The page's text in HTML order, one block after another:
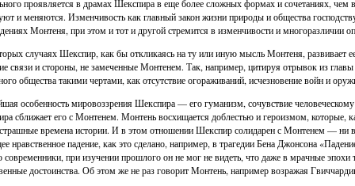
проявляется в драмах Шекспира в еще более сложных формах и сочетаниях, чем
и меняются. Изменчивость как главный закон жизни природы и общества
Монтеня, при этом и тот и другой стремится в изменчивости и многоразличии
случаях Шекспир, как бы откликаясь на ту или иную мысль Монтеня, развивает
связи и стороны, не замеченные Монтенем. Так, например, цитируя отрывок из
общества такими чертами, как отсутствие огораживаний, исчезновение войн и
особенность мировоззрения Шекспира — его гуманизм, сочувствие человеческому
сближает его с Монтенем. Монтень восхищается доблестью и героизмом, которые,
времена истории. И в этом отношении Шекспир солидарен с Монтенем — ни
нравственное падение, как это сделано, например, в трагедии Бена Джонсона
современники, при изучении прошлого он не мог не видеть, что даже в мрачные эпохи
достоинства. Об этом же не раз говорит Монтень, например возражая